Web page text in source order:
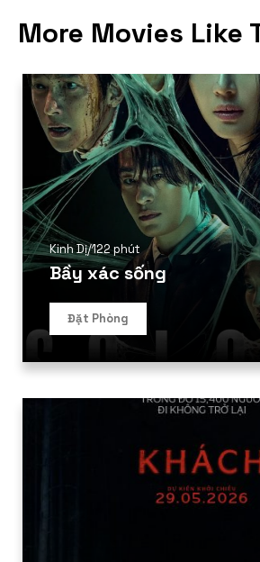
More Movies Like
Kinh Dị/122 phút
Bầy xác sống
Đặt Phòng